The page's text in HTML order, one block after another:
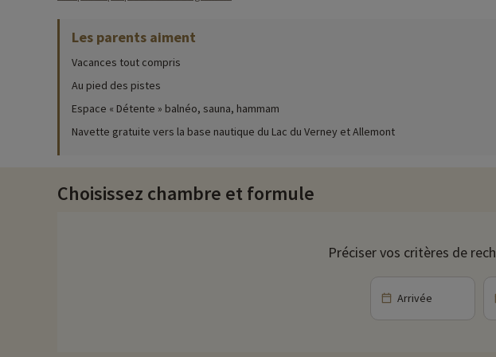
Pour des informations très précises sur les activités à faire sur place (date d'ouverture,
Comme indiqué précédemment, vous profiterez d'une piscine intérieure chauffée de 40
avec bain bouillonnant, sauna, hammam. Des massages sont également proposés (en
Hiver comme été, le Village Club propose des activités pour petits et grands, avec prêt
au ski en toute sécurité. Parmi les activités que vous pourrez découvrir (selon la
adaptées à chaque âge. Les plus jeunes forment un groupe et les pré ados un second.
de cuisiner. Vous profiterez de dîners thématiques, de produits locaux, et même de
Restopuce, un concept de restaurant avec du mobilier et des menus adaptés où ils
Les parents aiment
Vacances tout compris
Au pied des pistes
Espace « Détente » balnéo, sauna, hammam
Navette gratuite vers la base nautique du Lac du Verney et Allemont
Choisissez chambre et formule
Préciser vos critères de
Arrivée